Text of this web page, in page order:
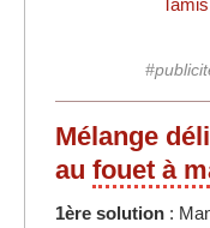
Mélange
au fouet à
1ère solution :